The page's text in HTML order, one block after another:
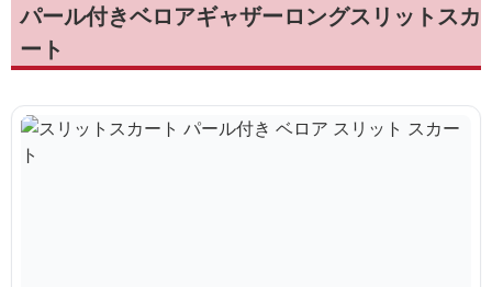
パール付きベロアギャザーロングスリットスカ
ート